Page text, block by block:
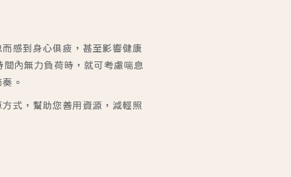
感到身心俱疲，甚至影響健康
內無力負荷時，就可考慮喘息
。
式，幫助您善用資源，減輕照